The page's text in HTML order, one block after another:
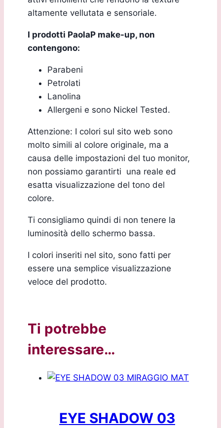
altamente vellutata e sensoriale.
I prodotti PaolaP make-up, non
contengono:
Parabeni
Petrolati
Lanolina
Allergeni e sono Nickel Tested.
Attenzione: I colori sul sito web sono
molto simili al colore originale, ma a
causa delle impostazioni del tuo monitor,
non possiamo garantirti una reale ed
esatta visualizzazione del tono del
colore.
Ti consigliamo quindi di non tenere la
luminosità dello schermo bassa.
I colori inseriti nel sito, sono fatti per
essere una semplice visualizzazione
veloce del prodotto.
Ti potrebbe
interessare…
EYE SHADOW 03